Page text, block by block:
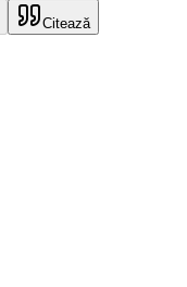
Citează